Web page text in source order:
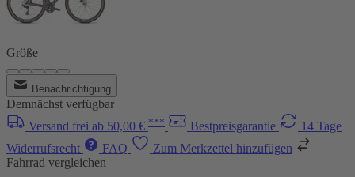
Größe
Benachrichtigung
Demnächst verfügbar
Versand frei ab 50,00 € *** Bestpreisgarantie
14 Tage
Widerrufsrecht
FAQ
Zum Merkzettel hinzufügen
Fahrrad vergleichen